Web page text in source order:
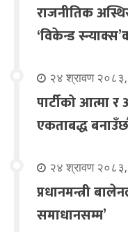
राजनीतिक
‘विकेन्ड
२४ श्रावण
पार्टीको आत्मा
एकताबद्ध
२४ श्रावण
प्रधानमन्त्री
समाधानसम्म’